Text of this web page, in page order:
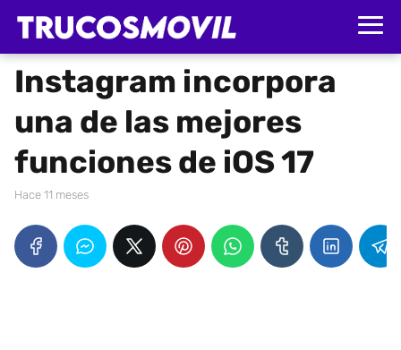
Instagram incorpora
una de las mejores
funciones de iOS 17
hace 11 meses